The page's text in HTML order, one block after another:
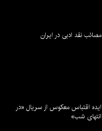
مصائب نقد ادبی در ایران
ایده اقتباس معکوس از سریال «در
انتهای شب»